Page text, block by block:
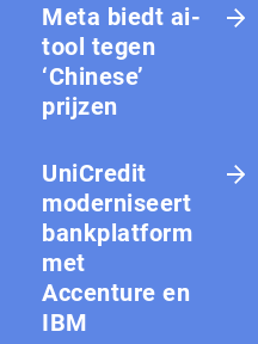
Meta biedt ai-
tool tegen
‘Chinese’
prijzen
UniCredit
moderniseert
bankplatform
met
Accenture en
IBM